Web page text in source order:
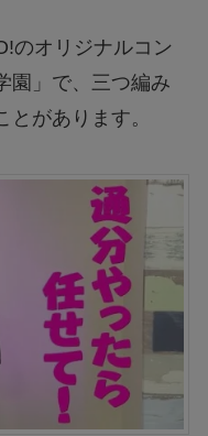
のオリジナルコン
園」で、三つ編み
があります。